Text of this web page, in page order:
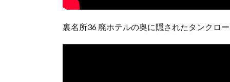
裏名所36 廃ホテルの奥に隠されたタンクロ